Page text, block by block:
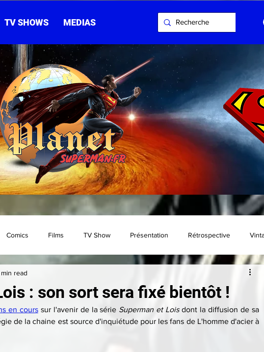
TV SHOWS MEDIAS
Comics Films TV Show Présentation Rétrospective
Brèves
: son sort sera fixé bientôt !
read
en cours sur l'avenir de la série Superman et Lois dont la diffusion de sa
de la chaine est source d'inquiétude pour les fans de L'homme d'acier à